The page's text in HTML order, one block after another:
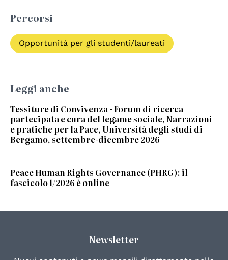
Percorsi
Opportunità per gli studenti/laureati
Leggi anche
Tessiture di Convivenza - Forum di ricerca
partecipata e cura del legame sociale, Narrazioni
e pratiche per la Pace, Università degli studi di
Bergamo, settembre-dicembre 2026
Peace Human Rights Governance (PHRG): il
fascicolo 1/2026 è online
Newsletter